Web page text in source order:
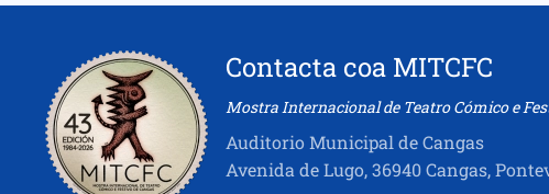
Contacta coa MITCFC
Mostra Internacional de Teatro Cómico e
Auditorio Municipal de Cangas
Avenida de Lugo, 36940 Cangas,